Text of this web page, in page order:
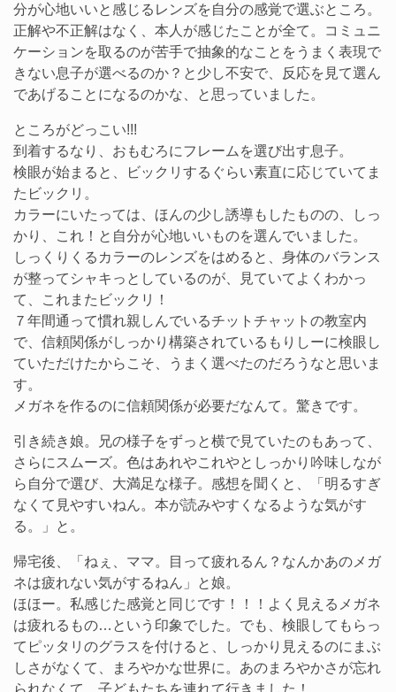
分が心地いいと感じるレンズを自分の感覚で選ぶところ。
正解や不正解はなく、本人が感じたことが全て。コミュニ
ケーションを取るのが苦手で抽象的なことをうまく表現で
きない息子が選べるのか？と少し不安で、反応を見て選ん
であげることになるのかな、と思っていました。
ところがどっこい!!!
到着するなり、おもむろにフレームを選び出す息子。
検眼が始まると、ビックリするぐらい素直に応じていてま
たビックリ。
カラーにいたっては、ほんの少し誘導もしたものの、しっ
かり、これ！と自分が心地いいものを選んでいました。
しっくりくるカラーのレンズをはめると、身体のバランス
が整ってシャキっとしているのが、見ていてよくわかっ
て、これまたビックリ！
７年間通って慣れ親しんでいるチットチャットの教室内
で、信頼関係がしっかり構築されているもりしーに検眼し
ていただけたからこそ、うまく選べたのだろうなと思いま
す。
メガネを作るのに信頼関係が必要だなんて。驚きです。
引き続き娘。兄の様子をずっと横で見ていたのもあって、
さらにスムーズ。色はあれやこれやとしっかり吟味しなが
ら自分で選び、大満足な様子。感想を聞くと、「明るすぎ
なくて見やすいねん。本が読みやすくなるような気がす
る。」と。
帰宅後、「ねぇ、ママ。目って疲れるん？なんかあのメガ
ネは疲れない気がするねん」と娘。
ほほー。私感じた感覚と同じです！！！よく見えるメガネ
は疲れるもの…という印象でした。でも、検眼してもらっ
てピッタリのグラスを付けると、しっかり見えるのにまぶ
しさがなくて、まろやかな世界に。あのまろやかさが忘れ
られなくて、子どもたちを連れて行きました！